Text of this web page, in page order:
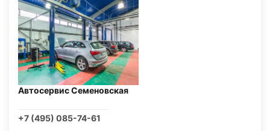
Автосервис Семеновская
+7 (495) 085-74-61